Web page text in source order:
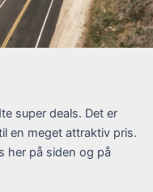
super deals. Det er
en meget attraktiv pris.
her på siden og på